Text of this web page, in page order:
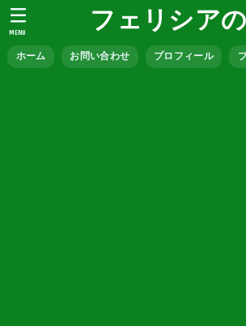
フェリシア
ホーム お問い合わせ プロフィール
MENU